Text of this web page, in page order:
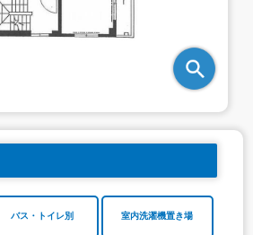
バス・トイレ別 室内洗濯機置き場